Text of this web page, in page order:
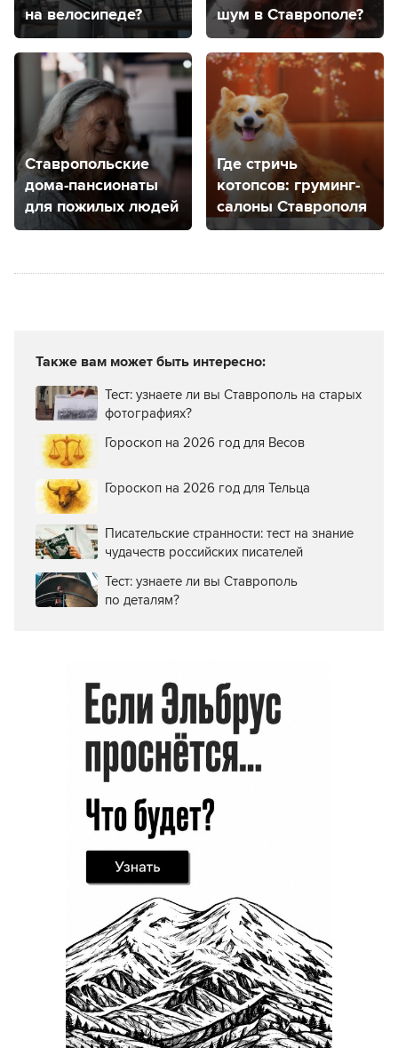
на велосипеде?
шум в Ставрополе?
Ставропольские
дома-пансионаты
для пожилых людей
Где стричь
котопсов: груминг-
салоны Ставрополя
Также вам может быть интересно:
Тест: узнаете ли вы Ставрополь на старых
фотографиях?
Гороскоп на 2026 год для Весов
Гороскоп на 2026 год для Тельца
Писательские странности: тест на знание
чудачеств российских писателей
Тест: узнаете ли вы Ставрополь
по деталям?